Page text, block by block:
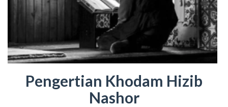
Pengertian Khodam Hizib
Nashor